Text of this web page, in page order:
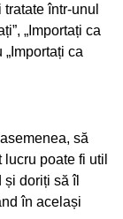
într-unul
„Importați ca
ca
să
poate fi util
doriți să îl
în același